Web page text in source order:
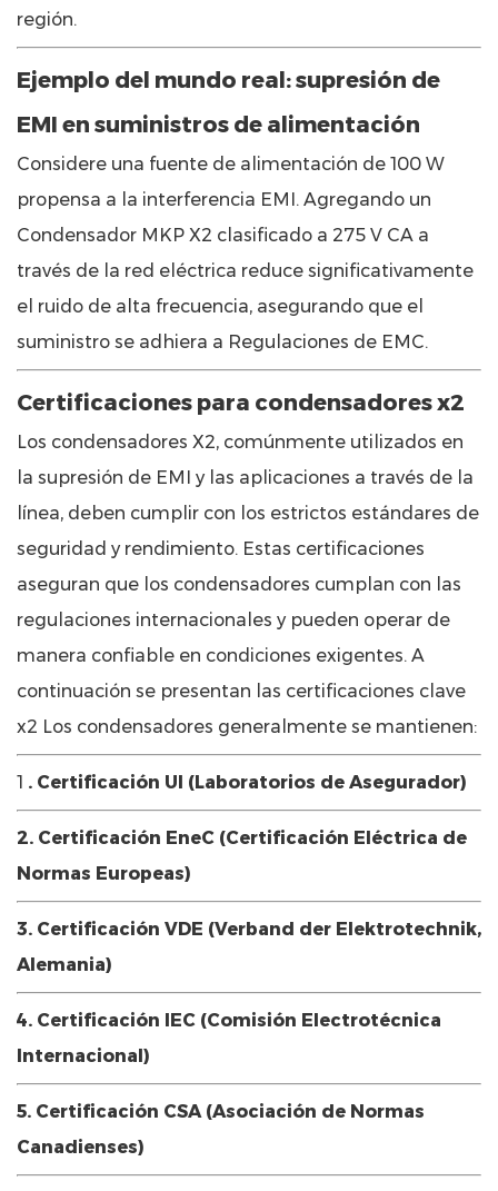
región.
Ejemplo del mundo real: supresión de
EMI en suministros de alimentación
Considere una fuente de alimentación de 100 W
propensa a la interferencia EMI. Agregando un
Condensador MKP X2 clasificado a 275 V CA a
través de la red eléctrica reduce significativamente
el ruido de alta frecuencia, asegurando que el
suministro se adhiera a Regulaciones de EMC.
Certificaciones para condensadores x2
Los condensadores X2, comúnmente utilizados en
la supresión de EMI y las aplicaciones a través de la
línea, deben cumplir con los estrictos estándares de
seguridad y rendimiento. Estas certificaciones
aseguran que los condensadores cumplan con las
regulaciones internacionales y pueden operar de
manera confiable en condiciones exigentes. A
continuación se presentan las certificaciones clave
x2 Los condensadores generalmente se mantienen:
1 . Certificación Ul (Laboratorios de Asegurador)
2. Certificación EneC (Certificación Eléctrica de
Normas Europeas)
3. Certificación VDE (Verband der Elektrotechnik,
Alemania)
4. Certificación IEC (Comisión Electrotécnica
Internacional)
5. Certificación CSA (Asociación de Normas
Canadienses)